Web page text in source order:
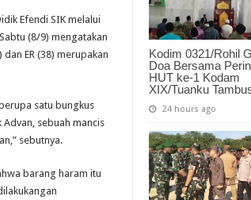
Pengedar
Kodim 0321/Rohil
Doa Bersama
HUT ke-1 Kodam
XIX/Tuanku
24 hours ago
Efendi SIK melalui
(8/9) mengatakan
ER (38) merupakan
satu bungkus
sebuah mancis
sebutnya.
barang haram itu